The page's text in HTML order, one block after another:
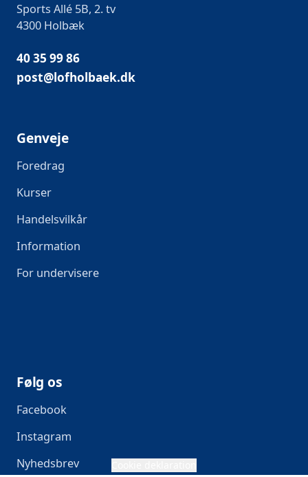
Sports Allé 5B, 2. tv
4300 Holbæk
40 35 99 86
post@lofholbaek.dk
Genveje
Foredrag
Kurser
Handelsvilkår
Information
For undervisere
Følg os
Facebook
Instagram
Nyhedsbrev